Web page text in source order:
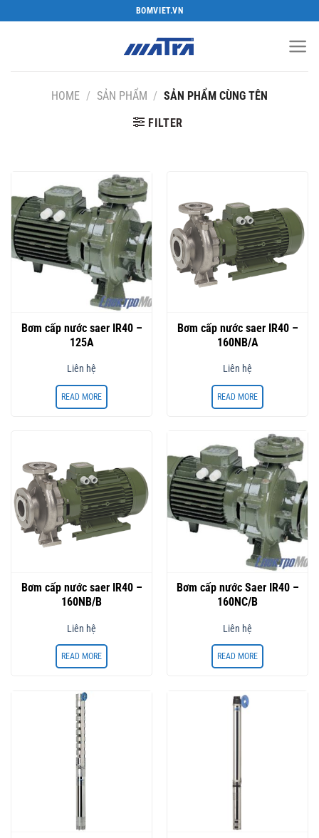
qua
BOMVIET.VN
HOME / SẢN PHẨM / SẢN PHẨM CÙNG TÊN
FILTER
Bơm cấp nước saer IR40 –
125A
Liên hệ
READ MORE
Bơm cấp nước saer IR40 –
160NB/A
Liên hệ
READ MORE
Bơm cấp nước saer IR40 –
160NB/B
Liên hệ
READ MORE
Bơm cấp nước Saer IR40 –
160NC/B
Liên hệ
READ MORE